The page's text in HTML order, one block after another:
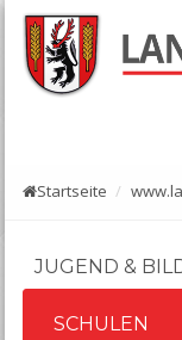
Startseite
JUGEND &
SCHULEN